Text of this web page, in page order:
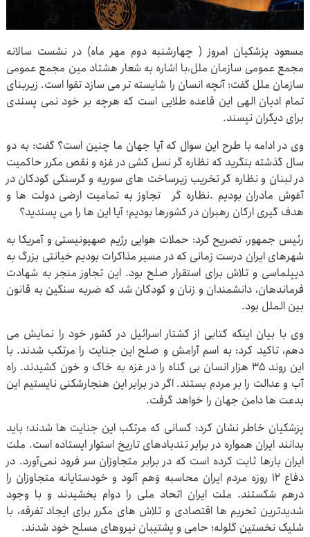
مسعود پزشکیان امروز ( چهارشنبه دوم مهر ماه) در نشست سالانه
مجمع عمومی سازمان ملل،با اشاره به شعار هشتاد مین مجمع عمومی
سازمان ملل گفت: آنچه انسان را شایسته تر می سازد تقوا است. زیربنای
تمام ادیان الهی این قاعده طلایی است که هرچه بر خود نمی پسندی
برای دیگران نپسند.
وی در ادامه با طرح این سوال که آیا جهان ما چنین است؟ گفت: به دو
سال گذشته بنگرید که نظاره گر نسل کشی در غزه و نقص مکرر حاکمیت
در لبنان و نظاره گر تخریب زیرساخت های سوریه و گرسنگی کودکان در
آغوش مادران بودیم .نظاره گر تجاوز به تمامیت ارضی دولت ها و
هدف گیری ارکان رهبران در کشورها بودیم؛ آیا این ها را می پسندید؟
رئیس جمهور، تصریح کرد: حملات هوایی رژیم صهیونیستی و آمریکا به
شهرهای ایران درست زمانی که در مسیر مذاکرات بودیم خیانتی بزرگ به
دیپلماسی و تلاش برای استقرار صلح بود. این تجاوز منجر به شهادت
فرماندهان، دانشمندان و زنان و کودکان شد که ضربه سنگین به قانون
بین الملل بود.
وی با بیان اینکه کتابی از کشتار اسرائیل در کشور خود را نمایش می
دهم، تاکید کرد: به اسم آرامش و صلح این جنایت را مرتکب شدند. با
این روند ۳۵ هزار انسان بی گناه را در غزه به خاک و خون کشیدند. راه
آب و عدالت را بر مردم بستند. اگر در برابر این هنجارشکنی نایستیم این
بدعت ها دامن جهان را خواهد گرفت.
پزشکیان خاطر نشان کرد: کسانی که مرتکب این جنایت ها شدند؛ باید
بدانند ایران همواره در برابر تندبادهای تاریخ استوار ایستاده است. ملت
ایران بارها ثابت کرده است که در برابر متجاوزان سر فرود نمی‌آورد. در
دفاع ۱۲ روزه مردم ایران محاسبه وَهم آلود و خودستایانه متجاوزان را
درهم شکستند. ملت ایران اتحاد ملی را دوام بخشیدند و با وجود
شدیدترین تحریم ها اقتصادی و تلاش های مکرر برای ایجاد تفرقه، با
شلیک نخستین گلوله؛ حامی و پشتیبان نیروهای مسلح خود شدند.